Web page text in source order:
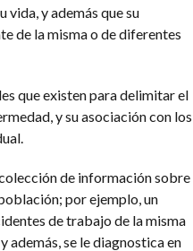
vida, y además que su
de la misma o de diferentes
que existen para delimitar el
y su asociación con los
de información sobre
por ejemplo, un
de trabajo de la misma
además, se le diagnostica en